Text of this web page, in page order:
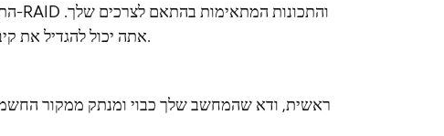
אתה יכול להגדיל את קיבולת האחסון והביצועים על ידי חיבור של מספר כוננים קשיחים.
ראשית, ודא שהמחשב שלך כבוי ומנתק ממקור